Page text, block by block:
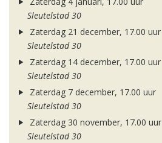
Sleutelstad 30
Zaterdag 21 december, 17.00 uur
Sleutelstad 30
Zaterdag 14 december, 17.00 uur
Sleutelstad 30
Zaterdag 7 december, 17.00 uur
Sleutelstad 30
Zaterdag 30 november, 17.00 uur
Sleutelstad 30